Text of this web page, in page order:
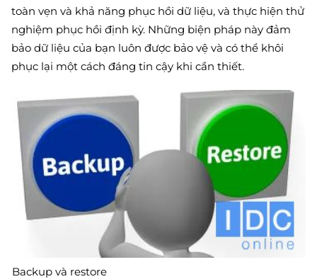
toàn vẹn và khả năng phục hồi dữ liệu, và thực hiện thử
nghiệm phục hồi định kỳ. Những biện pháp này đảm
bảo dữ liệu của bạn luôn được bảo vệ và có thể khôi
phục lại một cách đáng tin cậy khi cần thiết.
Backup và restore